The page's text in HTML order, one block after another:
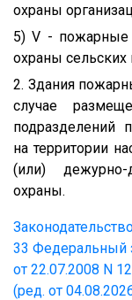
охраны
5) V - пожарные
охраны сельских
2. Здания
случае
подразделений
на территории
(или) дежурно-
охраны.
33 Федеральный
от 22.07.2008 N
(ред. от